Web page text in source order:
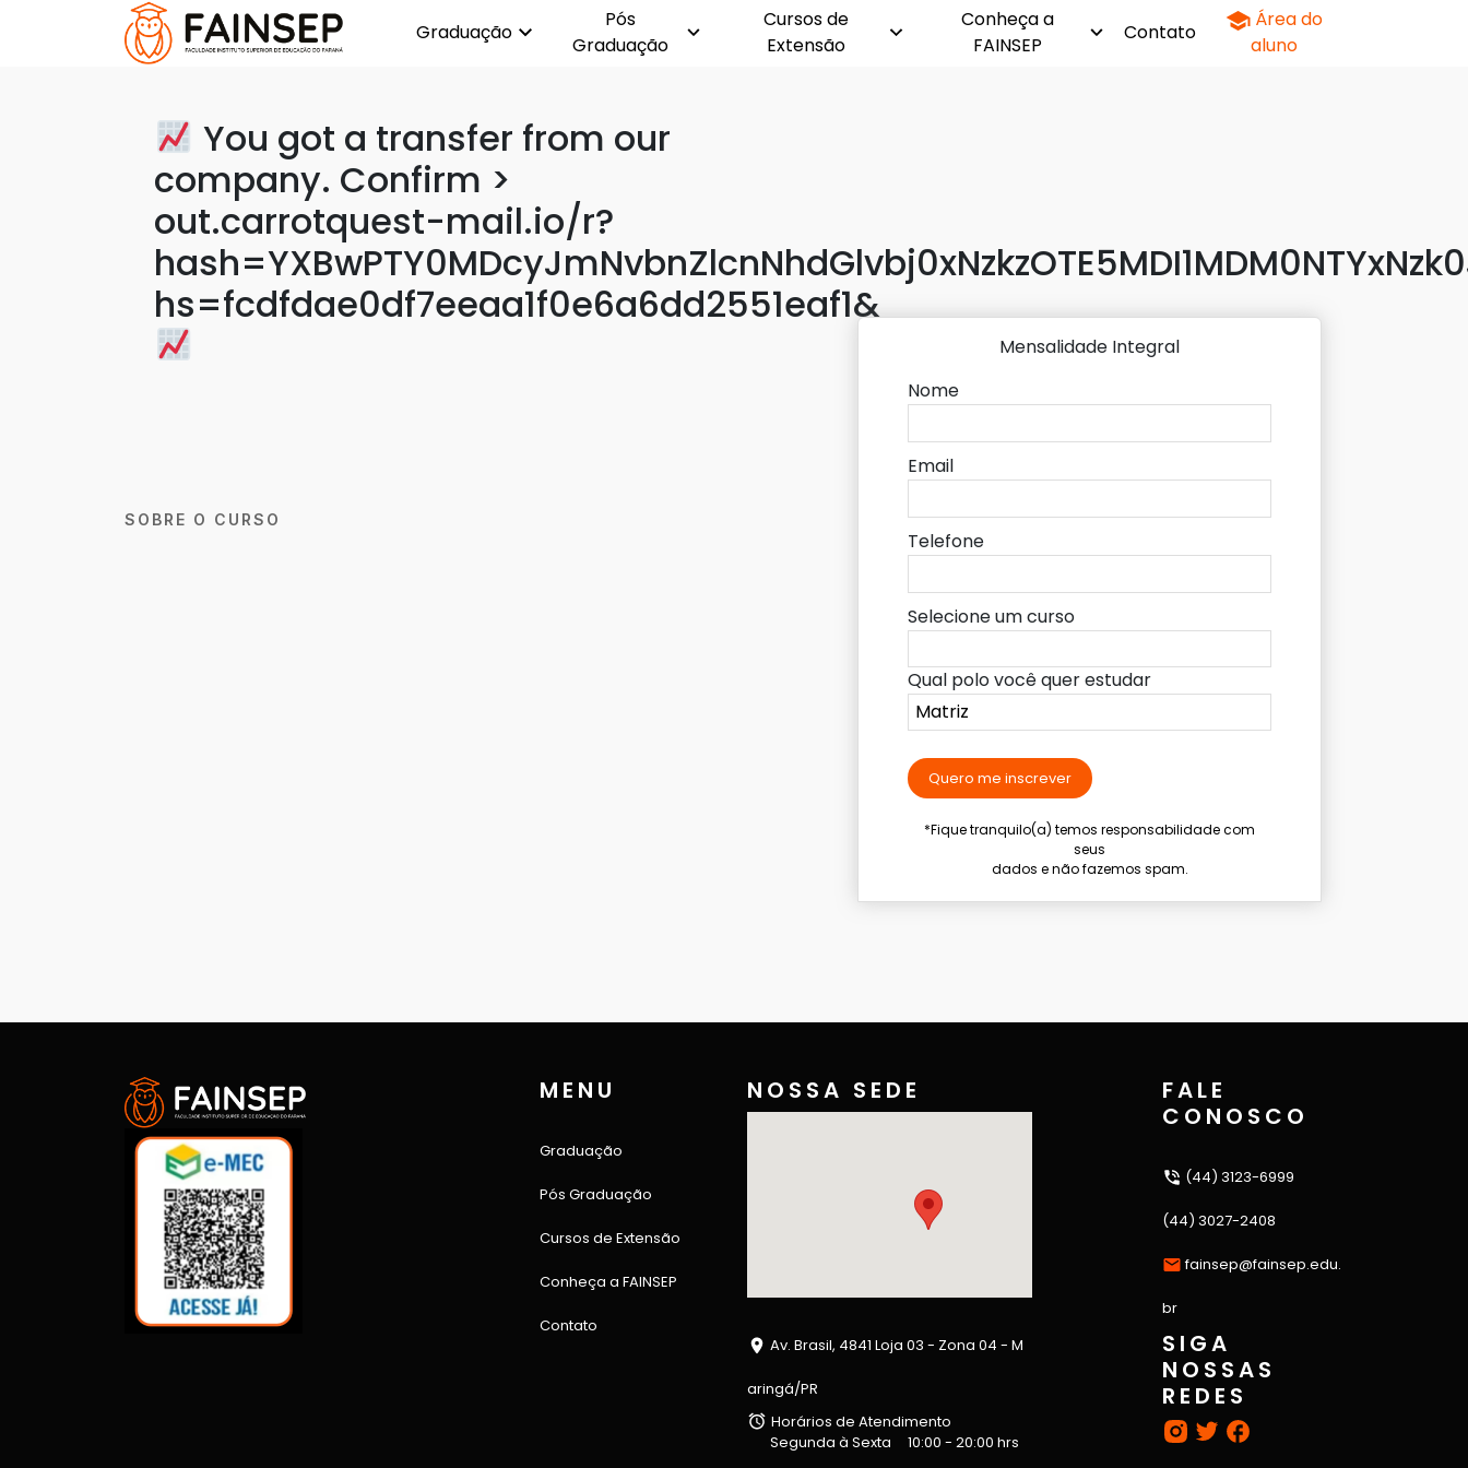
Graduação
Pós
Graduação
Cursos de
Extensão
Conheça a
FAINSEP
Contato
Área do
aluno
You got a transfer from our
company. Confirm >
out.carrotquest-mail.io/r?
hs=fcdfdae0df7eeaa1f0e6a6dd2551eaf1&
SOBRE O CURSO
Mensalidade Integral
Nome
Email
Telefone
Selecione um curso
Qual polo você quer estudar
Quero me inscrever
*Fique tranquilo(a) temos responsabilidade com
seus
dados e não fazemos spam.
MENU
Graduação
Pós Graduação
Cursos de Extensão
Conheça a FAINSEP
Contato
NOSSA SEDE
Av. Brasil, 4841 Loja 03 - Zona 04 - M
aringá/PR
Horários de Atendimento
Segunda à Sexta
10:00 - 20:00 hrs
FALE
CONOSCO
(44) 3123-6999
(44) 3027-2408
fainsep@fainsep.edu.
br
SIGA
NOSSAS
REDES